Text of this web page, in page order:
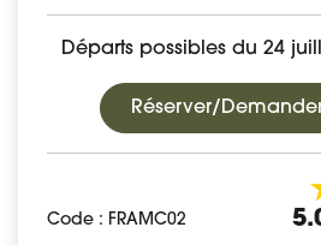
Départs possibles du 24
Réserver/
Code : FRAMC02